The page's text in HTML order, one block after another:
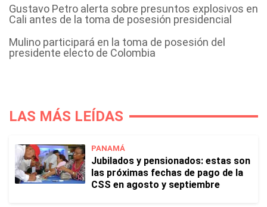
Gustavo Petro alerta sobre presuntos explosivos en
Cali antes de la toma de posesión presidencial
Mulino participará en la toma de posesión del
presidente electo de Colombia
LAS MÁS LEÍDAS
PANAMÁ
Jubilados y pensionados: estas son
las próximas fechas de pago de la
CSS en agosto y septiembre